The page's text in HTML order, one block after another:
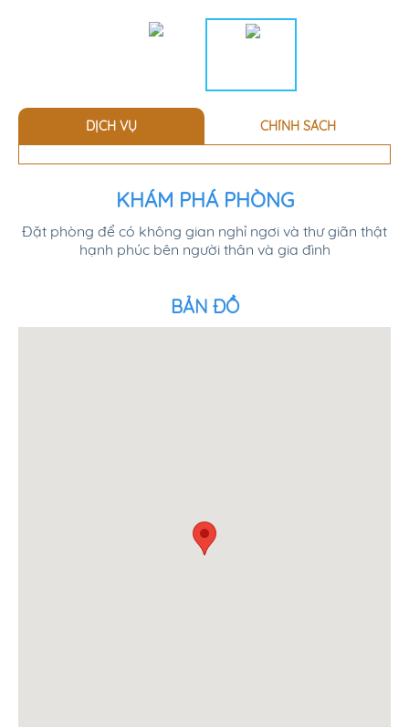
DỊCH VỤ CHÍNH SÁCH
KHÁM PHÁ PHÒNG
Đặt phòng để có không gian nghỉ ngơi và thư giãn thật
hạnh phúc bên người thân và gia đình
BẢN ĐỒ